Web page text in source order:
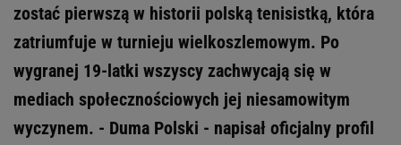
zostać pierwszą w historii polską tenisistką, która
zatriumfuje w turnieju wielkoszlemowym. Po
wygranej 19-latki wszyscy zachwycają się w
mediach społecznościowych jej niesamowitym
wyczynem. - Duma Polski - napisał oficjalny profil